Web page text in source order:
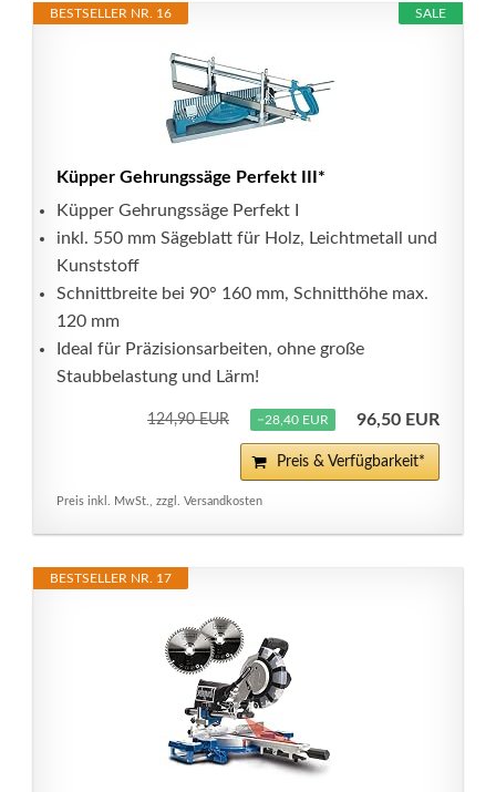
SALE
BESTSELLER NR. 16
Küpper Gehrungssäge Perfekt III*
Küpper Gehrungssäge Perfekt I
inkl. 550 mm Sägeblatt für Holz, Leichtmetall und
Kunststoff
Schnittbreite bei 90° 160 mm, Schnitthöhe max.
120 mm
Ideal für Präzisionsarbeiten, ohne große
Staubbelastung und Lärm!
124,90 EUR −28,40 EUR 96,50 EUR
Preis & Verfügbarkeit*
Preis inkl. MwSt., zzgl. Versandkosten
BESTSELLER NR. 17